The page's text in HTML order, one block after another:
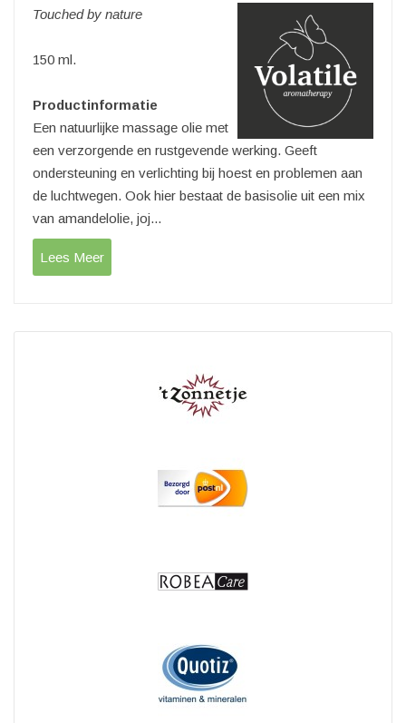
Touched by nature
150 ml.
Productinformatie
Een natuurlijke massage olie met
een verzorgende en rustgevende werking. Geeft
ondersteuning en verlichting bij hoest en problemen aan
de luchtwegen. Ook hier bestaat de basisolie uit een mix
van amandelolie, joj...
Lees Meer